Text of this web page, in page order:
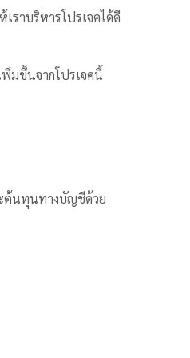
ราบริหารโปรเจคได้ดี
มขึ้นจากโปรเจคนี้
ต้นทุนทางบัญชีด้วย